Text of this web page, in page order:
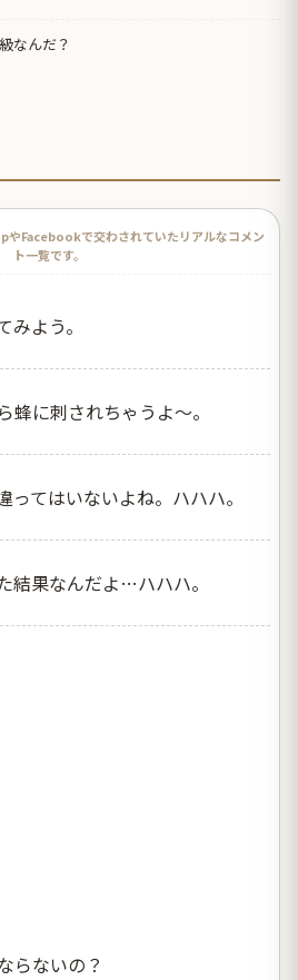
なんだ？
やFacebookで交わされていたリアルなコメン
ト一覧です。
よう。
蜂に刺されちゃうよ〜。
ってはいないよね。ハハハ。
結果なんだよ…ハハハ。
らないの？